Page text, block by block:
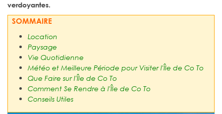
verdoyantes.
SOMMAIRE
Location
Paysage
Vie Quotidienne
Météo et Meilleure Période pour Visiter l'Île de Co To
Que Faire sur l'Île de Co To
Comment Se Rendre à l'Île de Co To
Conseils Utiles